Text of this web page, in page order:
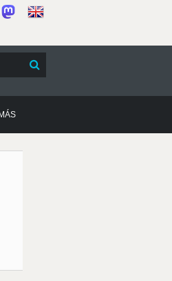
MÁS